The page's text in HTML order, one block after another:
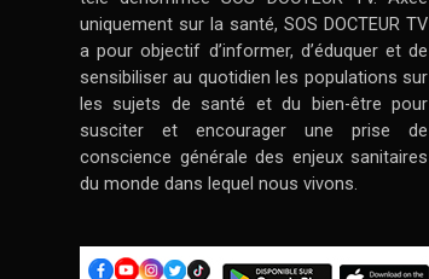
uniquement sur la santé, SOS DOCTEUR TV
a pour objectif d’informer, d’éduquer et de
sensibiliser au quotidien les populations sur
les sujets de santé et du bien-être pour
susciter et encourager une prise de
conscience générale des enjeux sanitaires
du monde dans lequel nous vivons.